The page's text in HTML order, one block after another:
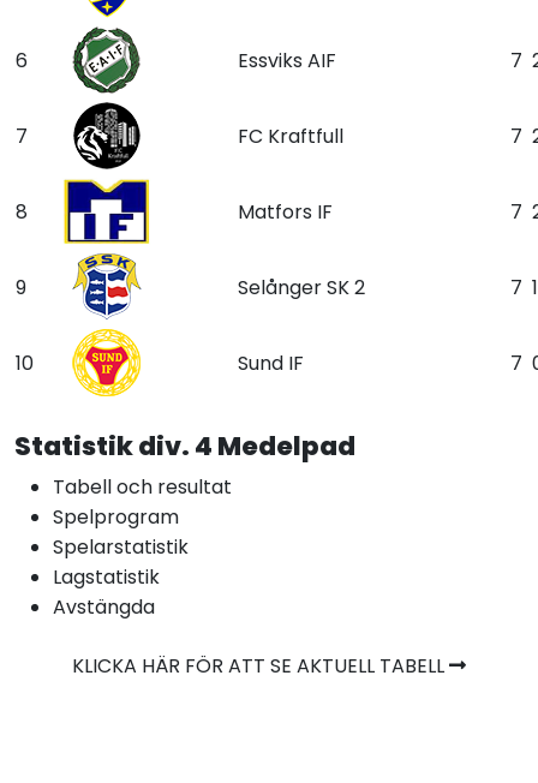
6 Essviks AIF 7
7 FC Kraftfull 7
8 Matfors IF 7
9 Selånger SK 2 7 1
10 Sund IF 7
Statistik div. 4 Medelpad
Tabell och resultat
Spelprogram
Spelarstatistik
Lagstatistik
Avstängda
KLICKA HÄR FÖR ATT SE AKTUELL TABELL